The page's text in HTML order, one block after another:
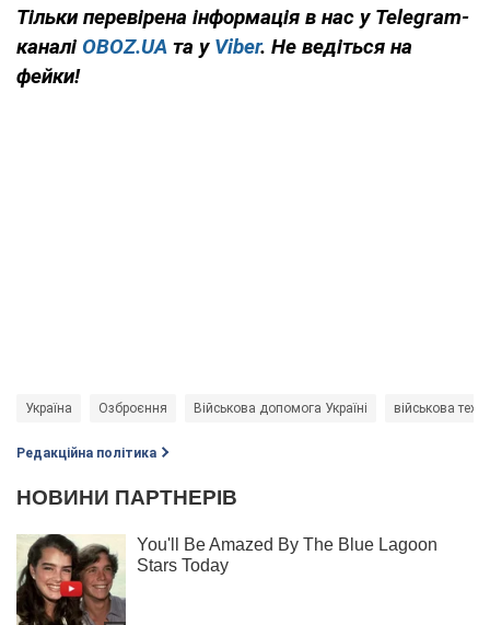
Тільки перевірена інформація в нас у Telegram-
каналі OBOZ.UA та у Viber. Не ведіться на
фейки!
Україна Озброєння Військова допомога Україні військова
Редакційна політика